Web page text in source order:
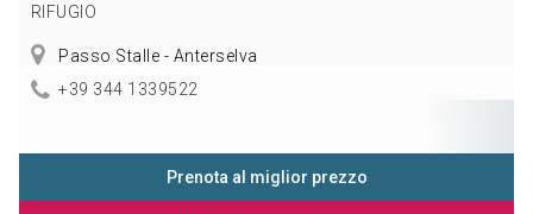
RIFUGIO
Passo Stalle - Anterselva
+39 344 1339522
Prenota al miglior prezzo